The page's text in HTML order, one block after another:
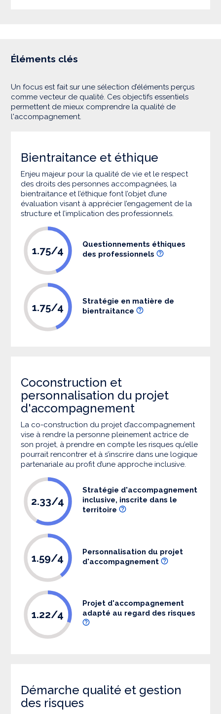
Éléments clés
Un focus est fait sur une sélection d’éléments perçus
comme vecteur de qualité. Ces objectifs essentiels
permettent de mieux comprendre la qualité de
l'accompagnement.
Bientraitance et éthique
Enjeu majeur pour la qualité de vie et le respect
des droits des personnes accompagnées, la
bientraitance et l’éthique font l’objet d’une
évaluation visant à apprécier l’engagement de la
structure et l’implication des professionnels.
1.75/4
Questionnements éthiques
des professionnels
1.75/4
Stratégie en matière de
bientraitance
Coconstruction et
personnalisation du projet
d'accompagnement
La co-construction du projet d’accompagnement
vise à rendre la personne pleinement actrice de
son projet, à prendre en compte les risques qu’elle
pourrait rencontrer et à s’inscrire dans une logique
partenariale au profit d’une approche inclusive.
2.33/4
Stratégie d'accompagnement
inclusive, inscrite dans le
territoire
1.59/4
Personnalisation du projet
d'accompagnement
1.22/4
Projet d'accompagnement
adapté au regard des risques
Démarche qualité et gestion
des risques